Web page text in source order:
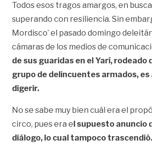
Todos esos tragos amargos, en
superando con resiliencia. Sin
Mordisco’ el pasado domingo
cámaras de los medios de
de sus guaridas en el Yarí, rodeado
grupo de delincuentes armados, es
digerir.
No se sabe muy bien cuál era el
circo, pues era e l supuesto anuncio
diálogo, lo cual tampoco trascendió.